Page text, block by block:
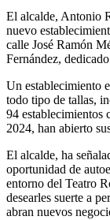
El alcalde, Antonio
nuevo
calle José Ramón
Fernández,
Un establecimiento
todo tipo de tallas,
94 establecimientos
2024, han abierto
El alcalde, ha
oportunidad de
entorno del Teatro
desearles suerte a
abran nuevos